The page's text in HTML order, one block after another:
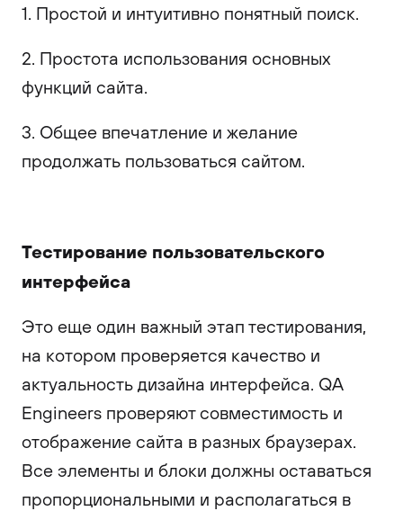
1. Простой и интуитивно понятный поиск.
2. Простота использования основных
функций сайта.
3. Общее впечатление и желание
продолжать пользоваться сайтом.
Тестирование пользовательского
интерфейса
Это еще один важный этап тестирования,
на котором проверяется качество и
актуальность дизайна интерфейса. QA
Engineers проверяют совместимость и
отображение сайта в разных браузерах.
Все элементы и блоки должны оставаться
пропорциональными и располагаться в